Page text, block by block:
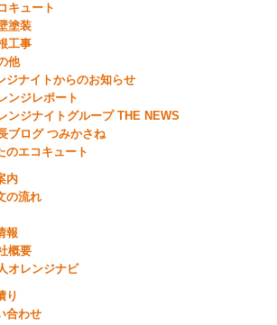
キュート
塗装
工事
他
ジナイトからのお知らせ
ンジレポート
ンジナイトグループ THE NEWS
ブログ つみかさね
のエコキュート
内
の流れ
報
概要
オレンジナビ
り
合わせ